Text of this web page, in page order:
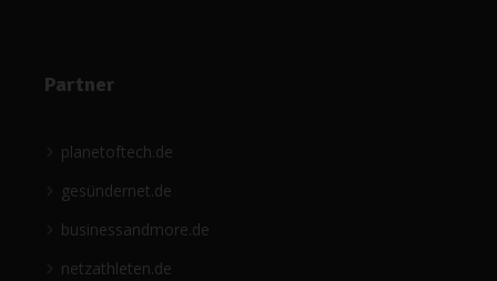
Partner
planetoftech.de
gesündernet.de
businessandmore.de
netzathleten.de